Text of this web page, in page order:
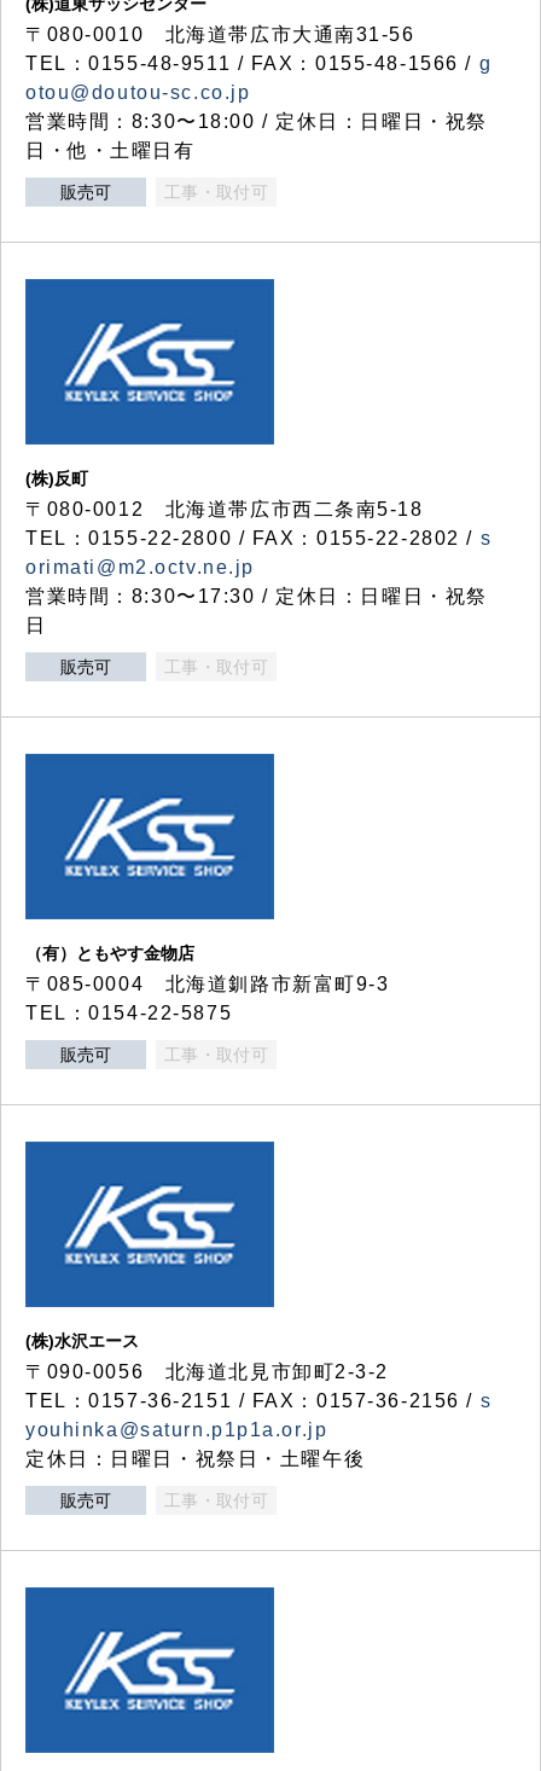
〒080-0010 北海道帯広市大通南31-56
TEL：0155-48-9511 / FAX：0155-48-1566 / g
otou@doutou-sc.co.jp
営業時間：8:30〜18:00 / 定休日：日曜日・祝祭
日・他・土曜日有
販売可 工事・取付可
(株)反町
〒080-0012 北海道帯広市西二条南5-18
TEL：0155-22-2800 / FAX：0155-22-2802 / s
orimati@m2.octv.ne.jp
営業時間：8:30〜17:30 / 定休日：日曜日・祝祭
日
販売可 工事・取付可
（有）ともやす金物店
〒085-0004 北海道釧路市新富町9-3
TEL：0154-22-5875
販売可 工事・取付可
(株)水沢エース
〒090-0056 北海道北見市卸町2-3-2
TEL：0157-36-2151 / FAX：0157-36-2156 / s
youhinka@saturn.p1p1a.or.jp
定休日：日曜日・祝祭日・土曜午後
販売可 工事・取付可